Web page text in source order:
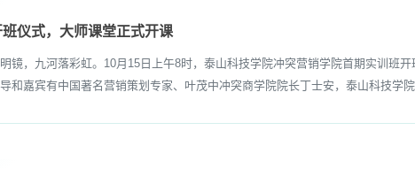
仪式，大师课堂正式开课
，九河落彩虹。10月15日上午8时，泰山科技学院冲突营销学院首期实训班
和嘉宾有中国著名营销策划专家、叶茂中冲突商学院院长丁士安，泰山科技学